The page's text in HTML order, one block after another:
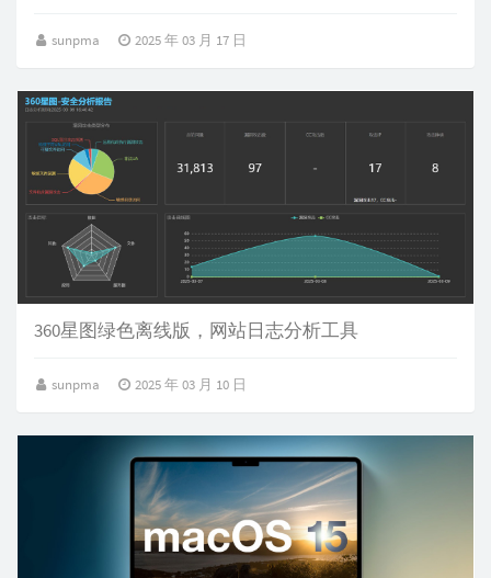
sunpma 2025 年 03 月 17 日
360星图绿色离线版，网站日志分析工具
sunpma 2025 年 03 月 10 日